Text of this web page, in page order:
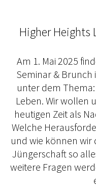
Higher Heights
Am 1. Mai 2025
Seminar & Brunch
unter dem
Leben. Wir wollen
heutigen Zeit als
Welche
und wie können wir
Jüngerschaft so
weitere Fragen